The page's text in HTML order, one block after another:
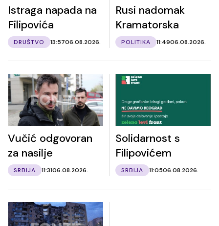
Istraga napada na
Filipovića
DRUŠTVO 13:5706.08.2026.
Rusi nadomak
Kramatorska
POLITIKA 11:4906.08.2026.
Vučić odgovoran
za nasilje
SRBIJA 11:3106.08.2026.
Solidarnost s
Filipovićem
SRBIJA 11:0506.08.2026.